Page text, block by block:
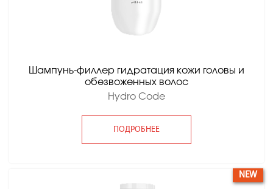
Шампунь-филлер гидратация кожи головы и
обезвоженных волос
Hydro Code
ПОДРОБНЕЕ
NEW